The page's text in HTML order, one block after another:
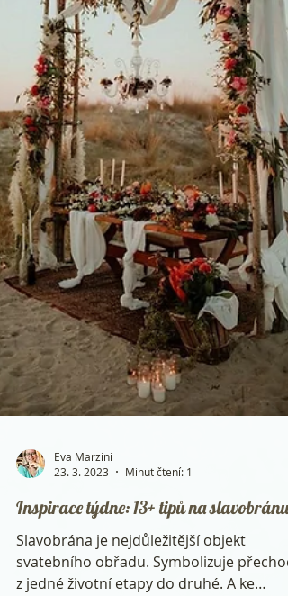
23. 3. 2023
Minut čtení: 1
Inspirace týdne: 13+ tipů na slavobránu
Slavobrána je nejdůležitější objekt